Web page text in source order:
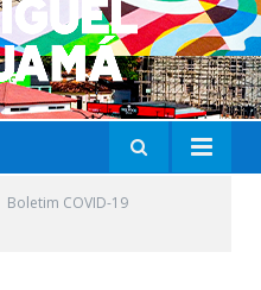
Boletim COVID-19